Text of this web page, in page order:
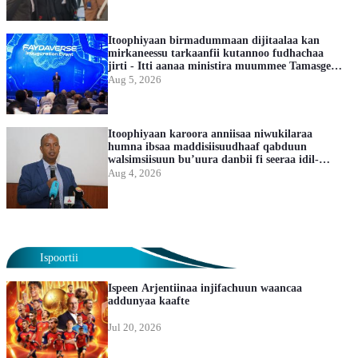
Itoophiyaan birmadummaan dijitaalaa kan
mirkaneessu tarkaanfii kutannoo fudhachaa
jirti - Itti aanaa ministira muummee Tamasgeen
Xurunaa
Aug 5, 2026
Itoophiyaan karoora anniisaa niwukilaraa
humna ibsaa maddisiisuudhaaf qabduun
walsimsiisuun bu’uura danbii fi seeraa idil-
addunyaa cimsaa jirti
Aug 4, 2026
Ispoortii
Ispeen Arjentiinaa injifachuun waancaa
addunyaa kaafte
Jul 20, 2026